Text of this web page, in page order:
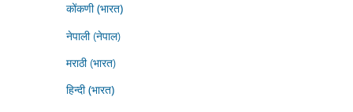
कोंकणी (भारत)
नेपाली (नेपाल)
मराठी (भारत)
हिन्दी (भारत)